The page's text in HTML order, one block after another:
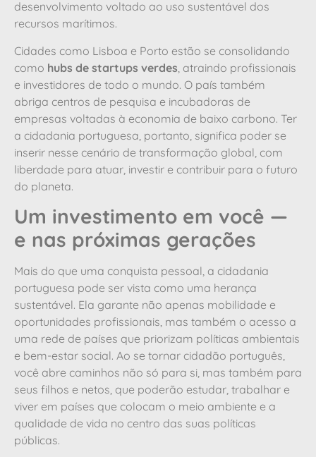
desenvolvimento voltado ao uso sustentável dos
recursos marítimos.
Cidades como Lisboa e Porto estão se consolidando
como hubs de startups verdes , atraindo profissionais
e investidores de todo o mundo. O país também
abriga centros de pesquisa e incubadoras de
empresas voltadas à economia de baixo carbono. Ter
a cidadania portuguesa, portanto, significa poder se
inserir nesse cenário de transformação global, com
liberdade para atuar, investir e contribuir para o futuro
do planeta.
Um investimento em você —
e nas próximas gerações
Mais do que uma conquista pessoal, a cidadania
portuguesa pode ser vista como uma herança
sustentável. Ela garante não apenas mobilidade e
oportunidades profissionais, mas também o acesso a
uma rede de países que priorizam políticas ambientais
e bem-estar social. Ao se tornar cidadão português,
você abre caminhos não só para si, mas também para
seus filhos e netos, que poderão estudar, trabalhar e
viver em países que colocam o meio ambiente e a
qualidade de vida no centro das suas políticas
públicas.